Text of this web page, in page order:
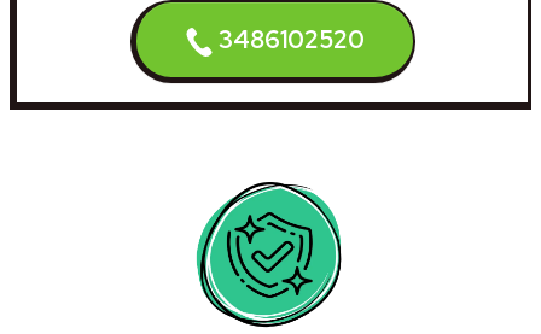
3486102520